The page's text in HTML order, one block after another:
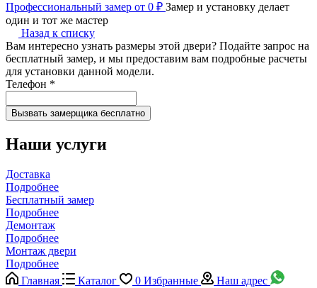
Профессиональный замер от 0 ₽ Замер и установку делает
один и тот же мастер
Назад к списку
Вам интересно узнать размеры этой двери? Подайте запрос на
бесплатный замер, и мы предоставим вам подробные расчеты
для установки данной модели.
Телефон *
Наши услуги
Доставка
Подробнее
Бесплатный замер
Подробнее
Демонтаж
Подробнее
Монтаж двери
Подробнее
Главная
Каталог 0 Избранные
Наш адрес